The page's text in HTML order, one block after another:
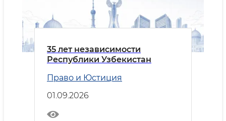
35 лет независимости
Республики Узбекистан
Право и Юстиция
01.09.2026